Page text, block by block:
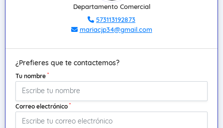
Departamento Comercial
573113192873
mariacjp34@gmail.com
¿Prefieres que te contactemos?
Tu nombre *
Correo electrónico *